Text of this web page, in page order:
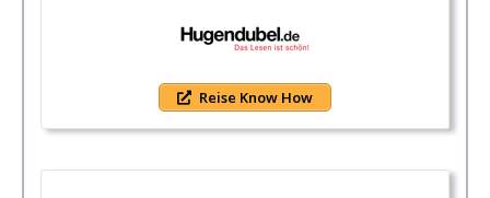
Reise Know How